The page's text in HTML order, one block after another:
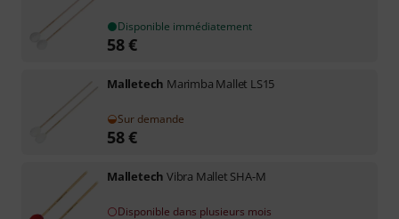
Disponible immédiatement
58€
Malletech Marimba Mallet LS15
Sur demande
58€
Malletech Vibra Mallet SHA-M
Disponible dans plusieurs mois